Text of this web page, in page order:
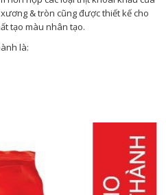
& tròn cũng được thiết kế cho
tạo màu nhân tạo.
là: